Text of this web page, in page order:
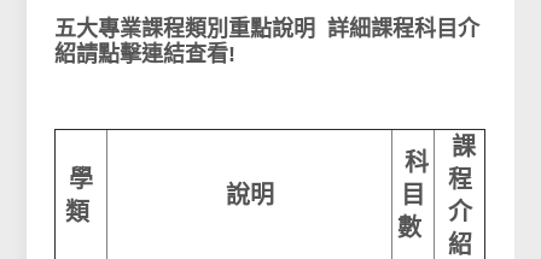
五大專業課程類別重點說明詳細課程科目介
紹請點擊連結查看!
學
類
說明
科
目
數
課
程
介
紹